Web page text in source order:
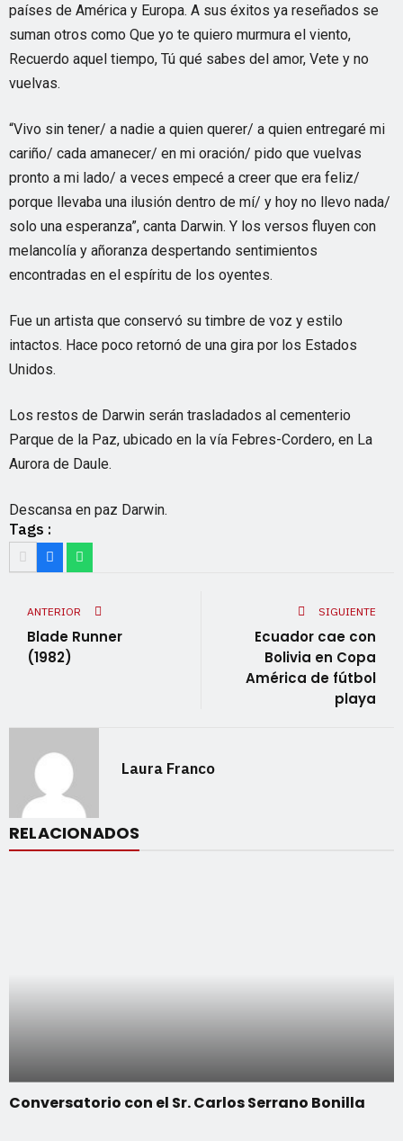
países de América y Europa. A sus éxitos ya reseñados se
suman otros como Que yo te quiero murmura el viento,
Recuerdo aquel tiempo, Tú qué sabes del amor, Vete y no
vuelvas.
“Vivo sin tener/ a nadie a quien querer/ a quien entregaré mi
cariño/ cada amanecer/ en mi oración/ pido que vuelvas
pronto a mi lado/ a veces empecé a creer que era feliz/
porque llevaba una ilusión dentro de mí/ y hoy no llevo nada/
solo una esperanza”, canta Darwin. Y los versos fluyen con
melancolía y añoranza despertando sentimientos
encontradas en el espíritu de los oyentes.
Fue un artista que conservó su timbre de voz y estilo
intactos. Hace poco retornó de una gira por los Estados
Unidos.
Los restos de Darwin serán trasladados al cementerio
Parque de la Paz, ubicado en la vía Febres-Cordero, en La
Aurora de Daule.
Descansa en paz Darwin.
Tags :
ANTERIOR
Blade Runner
(1982)
SIGUIENTE
Ecuador cae con
Bolivia en Copa
América de fútbol
playa
Laura Franco
RELACIONADOS
Conversatorio con el Sr. Carlos Serrano Bonilla